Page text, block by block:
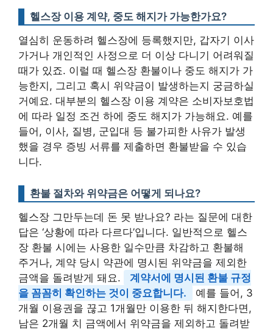
헬스장 이용 계약, 중도 해지가 가능한가요?
열심히 운동하려 헬스장에 등록했지만, 갑자기 이사
가거나 개인적인 사정으로 더 이상 다니기 어려워질
때가 있죠. 이럴 때 헬스장 환불이나 중도 해지가 가
능한지, 그리고 혹시 위약금이 발생하는지 궁금하실
거예요. 대부분의 헬스장 이용 계약은 소비자보호법
에 따라 일정 조건 하에 중도 해지가 가능해요. 예를
들어, 이사, 질병, 군입대 등 불가피한 사유가 발생
했을 경우 증빙 서류를 제출하면 환불받을 수 있습
니다.
환불 절차와 위약금은 어떻게 되나요?
헬스장 그만두는데 돈 못 받나요? 라는 질문에 대한
답은 ‘상황에 따라 다르다’입니다. 일반적으로 헬스
장 환불 시에는 사용한 일수만큼 차감하고 환불해
주거나, 계약 당시 약관에 명시된 위약금을 제외한
금액을 돌려받게 돼요.
계약서에 명시된 환불 규정
을 꼼꼼히 확인하는 것이 중요합니다.
예를 들어, 3
개월 이용권을 끊고 1개월만 이용한 뒤 해지한다면,
남은 2개월 치 금액에서 위약금을 제외하고 돌려받